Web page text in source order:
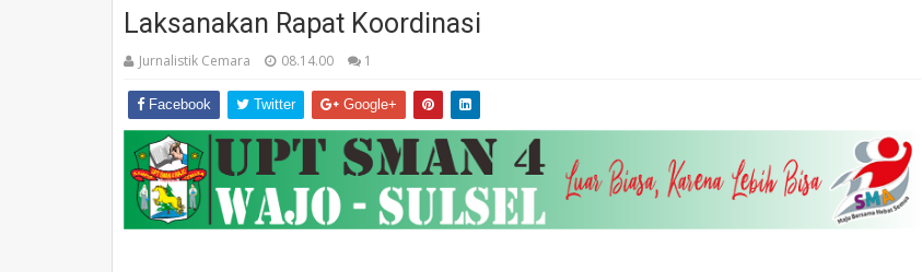
Laksanakan Rapat Koordinasi
Jurnalistik Cemara 08.14.00 1
Facebook Twitter Google+